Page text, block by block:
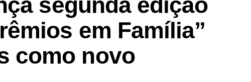
em Família”
como novo